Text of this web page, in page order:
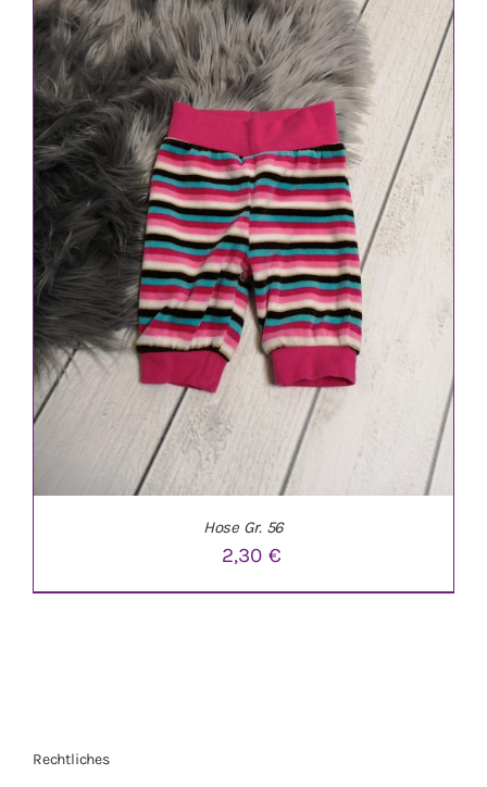
IN DEN WARENKORB / DETAILS
Hose Gr. 56
2,30€
Rechtliches